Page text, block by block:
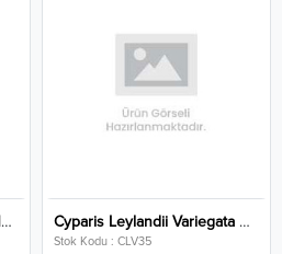
Cupressocyparis Leylandii 100-150 Cm Cyparis Leylandii Variegata Clt 35
Stok Kodu : CLV35